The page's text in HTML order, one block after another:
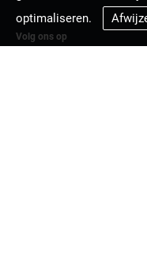
Volg ons op
optimaliseren.